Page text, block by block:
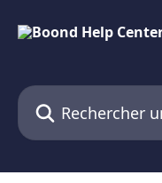
Rechercher un article...